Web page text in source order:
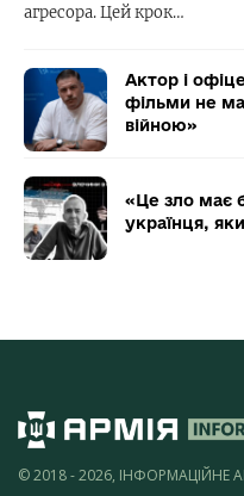
агресора. Цей крок…
Актор і
фільми не
війною»
«Це зло має
українця,
© 2018 - 2026, ІНФОРМАЦІЙНЕ